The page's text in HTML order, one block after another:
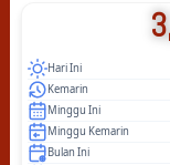
Hari Ini
Kemarin
Minggu Ini
Minggu Kemarin
Bulan Ini